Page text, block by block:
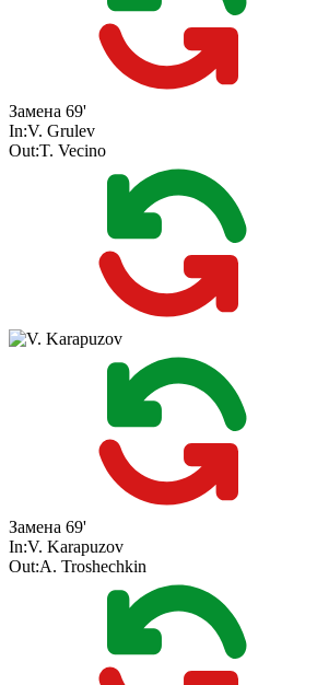
Замена 69'
In:V. Grulev
Out:T. Vecino
Замена 69'
In:V. Karapuzov
Out:A. Troshechkin